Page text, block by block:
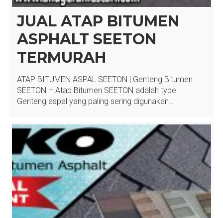
JUAL ATAP BITUMEN
ASPHALT SEETON
TERMURAH
ATAP BITUMEN ASPAL SEETON | Genteng Bitumen
SEETON – Atap Bitumen SEETON adalah type
Genteng aspal yang paling sering digunakan…